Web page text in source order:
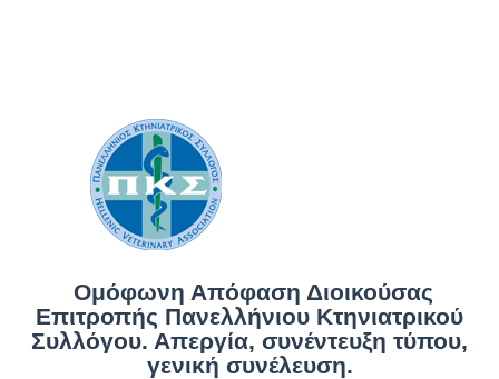
Ομόφωνη Απόφαση Διοικούσας
Επιτροπής Πανελλήνιου Κτηνιατρικού
Συλλόγου. Απεργία, συνέντευξη τύπου,
γενική συνέλευση.